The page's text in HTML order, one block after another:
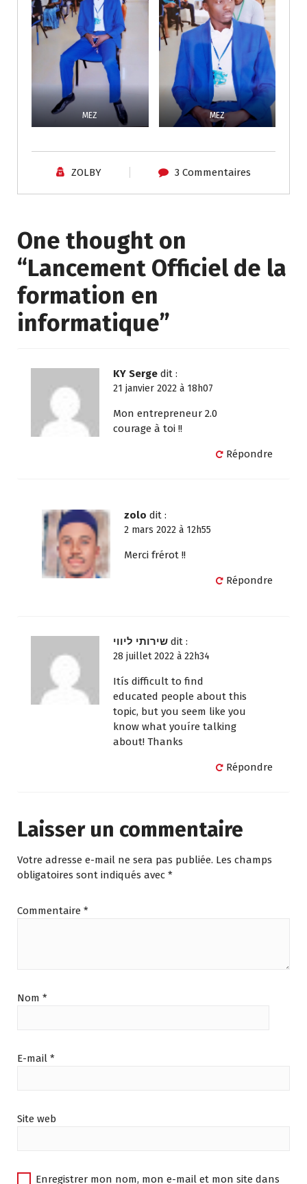
MEZ MEZ
ZOLBY 3 Commentaires
One thought on
“Lancement Officiel de la
formation en
informatique”
KY Serge dit :
21 janvier 2022 à 18h07
Mon entrepreneur 2.0
courage à toi !!
Répondre
zolo dit :
2 mars 2022 à 12h55
Merci frérot !!
Répondre
שירותי ליווי dit :
28 juillet 2022 à 22h34
Itís difficult to find
educated people about this
topic, but you seem like you
know what youíre talking
about! Thanks
Répondre
Laisser un commentaire
Votre adresse e-mail ne sera pas publiée. Les champs
obligatoires sont indiqués avec *
Commentaire *
Nom *
E-mail *
Site web
Enregistrer mon nom, mon e-mail et mon site dans